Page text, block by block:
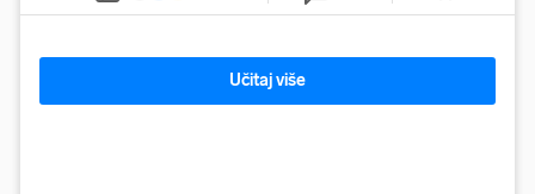
Učitaj više